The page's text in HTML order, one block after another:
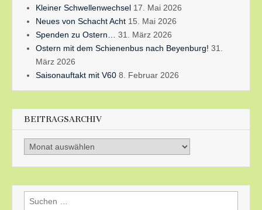
Kleiner Schwellenwechsel 17. Mai 2026
Neues von Schacht Acht 15. Mai 2026
Spenden zu Ostern… 31. März 2026
Ostern mit dem Schienenbus nach Beyenburg! 31.
März 2026
Saisonauftakt mit V60 8. Februar 2026
BEITRAGSARCHIV
Beitragsarchiv
Suchen